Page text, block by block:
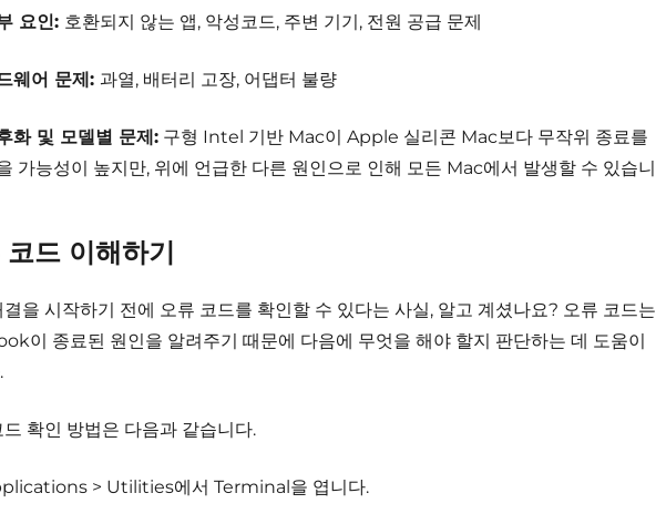
요인: 호환되지 않는 앱, 악성코드, 주변 기기, 전원 공급 문제
웨어 문제: 과열, 배터리 고장, 어댑터 불량
화 및 모델별 문제:구형 Intel 기반 Mac이 Apple 실리콘 Mac보다 무작위 종료를
가능성이 높지만, 위에 언급한 다른 원인으로 인해 모든 Mac에서 발생할 수 있습니
드 이해하기
결을 시작하기 전에 오류 코드를 확인할 수 있다는 사실, 알고 계셨나요? 오류 코드는
이 종료된 원인을 알려주기 때문에 다음에 무엇을 해야 할지 판단하는 데 도움이
드 확인 방법은 다음과 같습니다.
> Utilities에서 Terminal을 엽니다.